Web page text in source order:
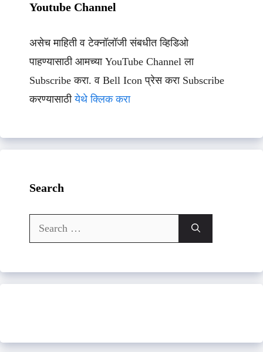
Youtube Channel
असेच माहिती व टेक्नॉलॉजी संबधीत व्हिडिओ
पाहण्यासाठी आमच्या YouTube Channel ला
Subscribe करा. व Bell Icon प्रेस करा Subscribe
करण्यासाठीयेथे क्लिक करा
Search
Search
for: